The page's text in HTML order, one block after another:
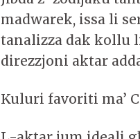
madwarek, issa li
tanalizza dak kollu
direzzjoni aktar
Kuluri favoriti ma’